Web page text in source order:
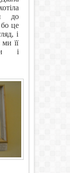
до
це
і
її
і